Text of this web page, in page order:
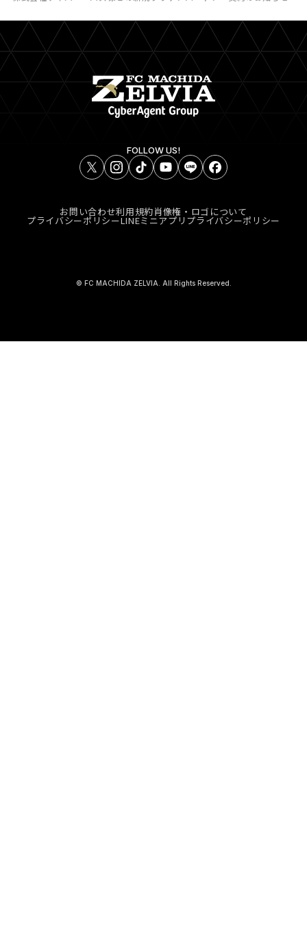
FOLLOW US!
お問い合わせ利用規約肖像権・ロゴについて
プライバシーポリシーLINEミニアプリプライバシーポリシー
© FC MACHIDA ZELVIA. All Rights Reserved.